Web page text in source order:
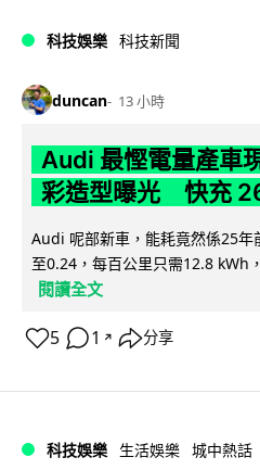
科技娛樂 科技新聞
duncan 13 小時
Audi 最慳電量產
彩造型曝光 快充
Audi 呢部新車，能耗竟然係25
至0.24，每百公里只需12.8 kWh
閱讀全文
5 1 ↗ 分享
科技娛樂 生活娛樂 城中熱話